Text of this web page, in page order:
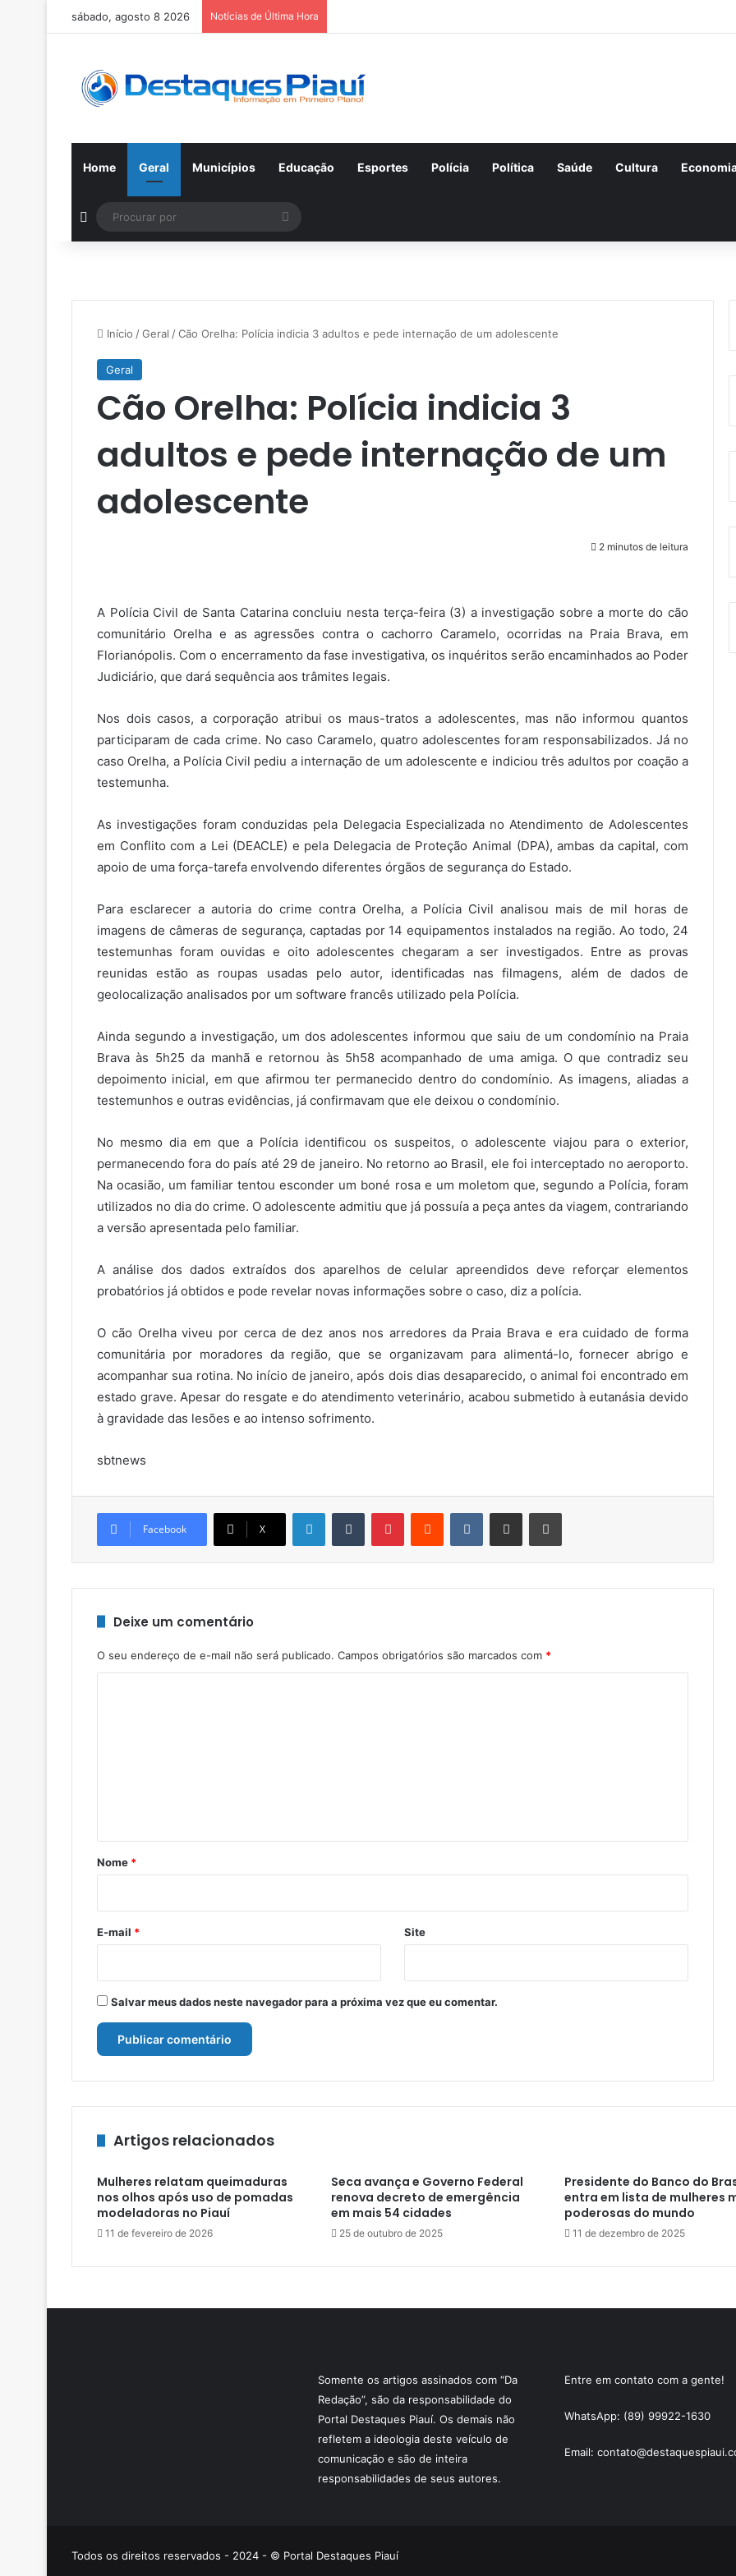
sábado, agosto 8 2026 Notícias de Última Hora
Home Geral Municípios Educação Esportes Polícia Política Saúde Cultura
Switch skin
Procurar
por
Início /Geral /Cão Orelha: Polícia indicia 3 adultos e pede internação de um adolescente
Geral
Cão Orelha: Polícia indicia 3
adultos e pede internação de um
adolescente
2 minutos de leitura
A Polícia Civil de Santa Catarina concluiu nesta terça-feira (3) a investigação sobre a morte do cão
comunitário Orelha e as agressões contra o cachorro Caramelo, ocorridas na Praia Brava, em
Florianópolis. Com o encerramento da fase investigativa, os inquéritos serão encaminhados ao Poder
Judiciário, que dará sequência aos trâmites legais.
Nos dois casos, a corporação atribui os maus-tratos a adolescentes, mas não informou quantos
participaram de cada crime. No caso Caramelo, quatro adolescentes foram responsabilizados. Já no
caso Orelha, a Polícia Civil pediu a internação de um adolescente e indiciou três adultos por coação a
testemunha.
As investigações foram conduzidas pela Delegacia Especializada no Atendimento de Adolescentes
em Conflito com a Lei (DEACLE) e pela Delegacia de Proteção Animal (DPA), ambas da capital, com
apoio de uma força-tarefa envolvendo diferentes órgãos de segurança do Estado.
Para esclarecer a autoria do crime contra Orelha, a Polícia Civil analisou mais de mil horas de
imagens de câmeras de segurança, captadas por 14 equipamentos instalados na região. Ao todo, 24
testemunhas foram ouvidas e oito adolescentes chegaram a ser investigados. Entre as provas
reunidas estão as roupas usadas pelo autor, identificadas nas filmagens, além de dados de
geolocalização analisados por um software francês utilizado pela Polícia.
Ainda segundo a investigação, um dos adolescentes informou que saiu de um condomínio na Praia
Brava às 5h25 da manhã e retornou às 5h58 acompanhado de uma amiga. O que contradiz seu
depoimento inicial, em que afirmou ter permanecido dentro do condomínio. As imagens, aliadas a
testemunhos e outras evidências, já confirmavam que ele deixou o condomínio.
No mesmo dia em que a Polícia identificou os suspeitos, o adolescente viajou para o exterior,
permanecendo fora do país até 29 de janeiro. No retorno ao Brasil, ele foi interceptado no aeroporto.
Na ocasião, um familiar tentou esconder um boné rosa e um moletom que, segundo a Polícia, foram
utilizados no dia do crime. O adolescente admitiu que já possuía a peça antes da viagem, contrariando
a versão apresentada pelo familiar.
A análise dos dados extraídos dos aparelhos de celular apreendidos deve reforçar elementos
probatórios já obtidos e pode revelar novas informações sobre o caso, diz a polícia.
O cão Orelha viveu por cerca de dez anos nos arredores da Praia Brava e era cuidado de forma
comunitária por moradores da região, que se organizavam para alimentá-lo, fornecer abrigo e
acompanhar sua rotina. No início de janeiro, após dois dias desaparecido, o animal foi encontrado em
estado grave. Apesar do resgate e do atendimento veterinário, acabou submetido à eutanásia devido
à gravidade das lesões e ao intenso sofrimento.
sbtnews
Facebook X
LinkedinTumblr PinterestReddit VK Compartilhar via e-mail Imprimir
Deixe um comentário
O seu endereço de e-mail não será publicado. Campos obrigatórios são marcados com *
r
*
Nome *
E-mail * Site
Salvar meus dados neste navegador para a próxima vez que eu comentar.
Artigos relacionados
Mulheres relatam queimaduras
nos olhos após uso de pomadas
modeladoras no Piauí
11 de fevereiro de 2026
Seca avança e Governo Federal
renova decreto de emergência
em mais 54 cidades
25 de outubro de 2025
Presidente do Banco do
entra em lista de mulheres
poderosas do mundo
11 de dezembro de 2025
Somente os artigos assinados com “Da
Redação”, são da responsabilidade do
Portal Destaques Piauí. Os demais não
refletem a ideologia deste veículo de
comunicação e são de inteira
responsabilidades de seus autores.
Entre em contato com a gente!
WhatsApp: (89) 99922-1630
Email:
Todos os direitos reservados - 2024 - © Portal Destaques Piauí